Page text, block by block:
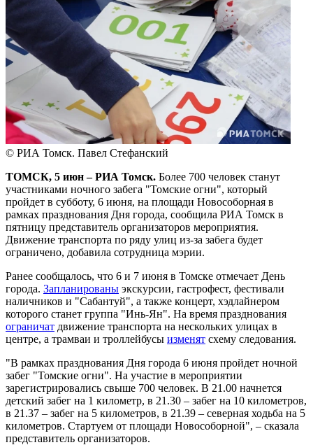
© РИА Томск. Павел Стефанский
ТОМСК, 5 июн – РИА Томск. Более 700 человек станут
участниками ночного забега "Томские огни", который
пройдет в субботу, 6 июня, на площади Новособорная в
рамках празднования Дня города, сообщила РИА Томск в
пятницу представитель организаторов мероприятия.
Движение транспорта по ряду улиц из-за забега будет
ограничено, добавила сотрудница мэрии.
Ранее сообщалось, что 6 и 7 июня в Томске отмечает День
города. Запланированы экскурсии, гастрофест, фестивали
наличников и "Сабантуй", а также концерт, хэдлайнером
которого станет группа "Инь-Ян". На время празднования
ограничат движение транспорта на нескольких улицах в
центре, а трамваи и троллейбусы изменят схему следования.
"В рамках празднования Дня города 6 июня пройдет ночной
забег "Томские огни". На участие в мероприятии
зарегистрировались свыше 700 человек. В 21.00 начнется
детский забег на 1 километр, в 21.30 – забег на 10 километров,
в 21.37 – забег на 5 километров, в 21.39 – северная ходьба на 5
километров. Стартуем от площади Новособорной", – сказала
представитель организаторов.